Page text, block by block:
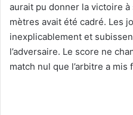
aurait pu donner la victoire
mètres avait été cadré. Les
inexplicablement et
l’adversaire. Le score ne
match nul que l’arbitre a mis